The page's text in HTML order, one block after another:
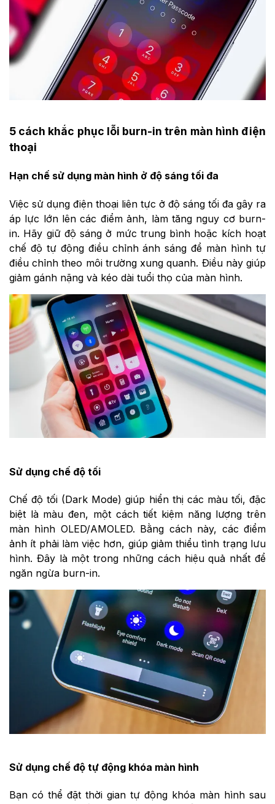
5 cách khắc phục lỗi burn-in trên màn hình điện
thoại
Hạn chế sử dụng màn hình ở độ sáng tối đa
Việc sử dụng điện thoại liên tực ở độ sáng tối đa gây ra
áp lực lớn lên các điểm ảnh, làm tăng nguy cơ burn-
in. Hãy giữ độ sáng ở mức trung bình hoặc kích hoạt
chế độ tự động điều chỉnh ánh sáng để màn hình tự
điều chỉnh theo môi trường xung quanh. Điều này giúp
giảm gánh nặng và kéo dài tuổi thọ của màn hình.
Sử dụng chế độ tối
Chế độ tối (Dark Mode) giúp hiển thị các màu tối, đặc
biệt là màu đen, một cách tiết kiệm năng lượng trên
màn hình OLED/AMOLED. Bằng cách này, các điểm
ảnh ít phải làm việc hơn, giúp giảm thiểu tình trạng lưu
hình. Đây là một trong những cách hiệu quả nhất để
ngăn ngừa burn-in.
Sử dụng chế độ tự động khóa màn hình
Bạn có thể đặt thời gian tự động khóa màn hình sau